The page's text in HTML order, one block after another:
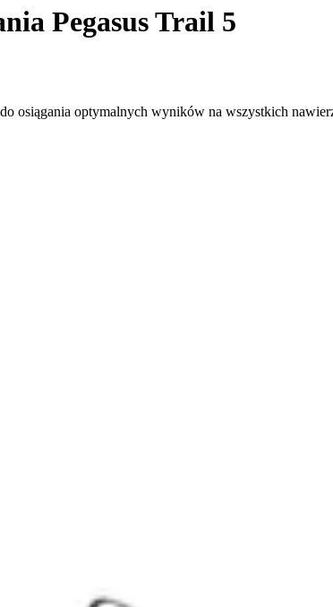
Pegasus Trail 5
osiągania optymalnych wyników na wszystkich